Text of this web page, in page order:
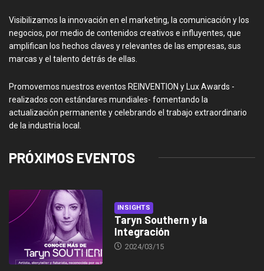
Visibilizamos la innovación en el marketing, la comunicación y los
negocios, por medio de contenidos creativos e influyentes, que
amplifican los hechos claves y relevantes de las empresas, sus
marcas y el talento detrás de ellas.
Promovemos nuestros eventos REINVENTION y Lux Awards -
realizados con estándares mundiales- fomentando la
actualización permanente y celebrando el trabajo extraordinario
de la industria local.
PRÓXIMOS EVENTOS
INSIGHTS
Taryn Southern y la
Integración
2024/03/15